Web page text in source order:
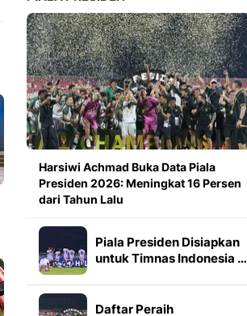
Harsiwi Achmad Buka Data Piala
Presiden 2026: Meningkat 16 Persen
dari Tahun Lalu
Piala Presiden Disiapkan
untuk Timnas Indonesia …
Daftar Peraih